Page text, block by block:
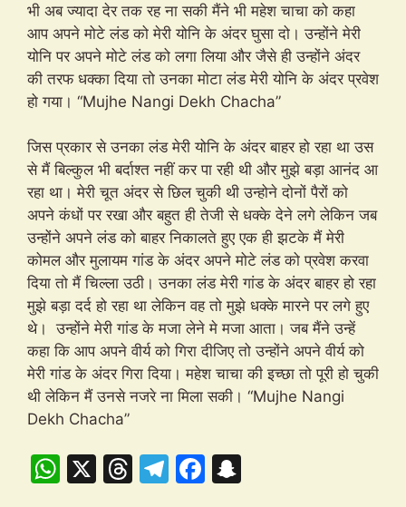
भी अब ज्यादा देर तक रह ना सकी मैंने भी महेश चाचा को कहा
आप अपने मोटे लंड को मेरी योनि के अंदर घुसा दो। उन्होंने मेरी
योनि पर अपने मोटे लंड को लगा लिया और जैसे ही उन्होंने अंदर
की तरफ धक्का दिया तो उनका मोटा लंड मेरी योनि के अंदर प्रवेश
हो गया। “Mujhe Nangi Dekh Chacha”
जिस प्रकार से उनका लंड मेरी योनि के अंदर बाहर हो रहा था उस
से मैं बिल्कुल भी बर्दाश्त नहीं कर पा रही थी और मुझे बड़ा आनंद आ
रहा था। मेरी चूत अंदर से छिल चुकी थी उन्होने दोनों पैरों को
अपने कंधों पर रखा और बहुत ही तेजी से धक्के देने लगे लेकिन जब
उन्होंने अपने लंड को बाहर निकालते हुए एक ही झटके मैं मेरी
कोमल और मुलायम गांड के अंदर अपने मोटे लंड को प्रवेश करवा
दिया तो मैं चिल्ला उठी। उनका लंड मेरी गांड के अंदर बाहर हो रहा
मुझे बड़ा दर्द हो रहा था लेकिन वह तो मुझे धक्के मारने पर लगे हुए
थे। उन्होंने मेरी गांड के मजा लेने मे मजा आता। जब मैंने उन्हें
कहा कि आप अपने वीर्य को गिरा दीजिए तो उन्होंने अपने वीर्य को
मेरी गांड के अंदर गिरा दिया। महेश चाचा की इच्छा तो पूरी हो चुकी
थी लेकिन मैं उनसे नजरे ना मिला सकी। “Mujhe Nangi
Dekh Chacha”
W X
T
T
F